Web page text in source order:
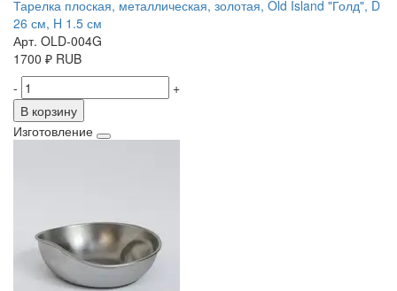
Тарелка плоская, металлическая, золотая, Old Island "Голд", D
26 см, H 1.5 см
Арт. OLD-004G
1700 ₽ RUB
-
+
В корзину
Изготовление